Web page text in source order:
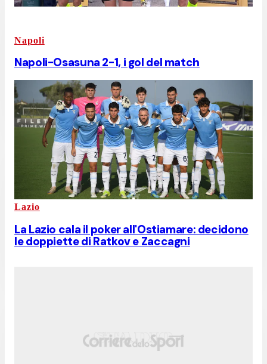
Napoli
Napoli-Osasuna 2-1, i gol del match
Lazio
La Lazio cala il poker all'Ostiamare: decidono
le doppiette di Ratkov e Zaccagni